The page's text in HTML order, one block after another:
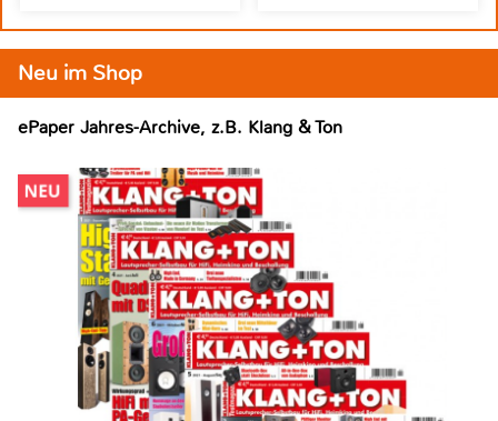
Neu im Shop
ePaper Jahres-Archive, z.B. Klang & Ton